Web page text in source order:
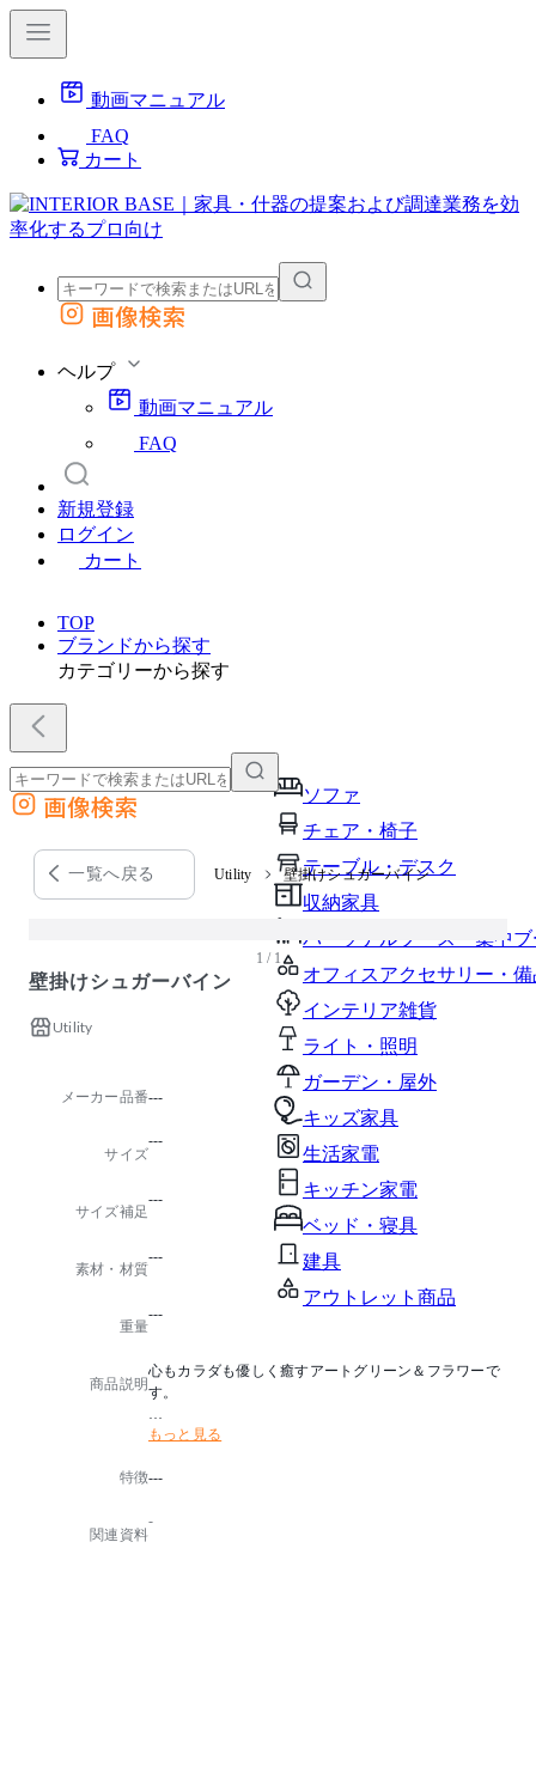
動画マニュアル
FAQ
カート
外部サイトの商品をカートに追加
画像検索
ヘルプ
動画マニュアル
FAQ
新規登録
ログイン
カート
TOP
ブランドから探す
カテゴリーから探す
ソファ
チェア・椅子
テーブル・デスク
収納家具
パーソナルブース・集中
オフィスアクセサリー・備
インテリア雑貨
ライト・照明
ガーデン・屋外
キッズ家具
生活家電
キッチン家電
ベッド・寝具
建具
アウトレット商品
外部サイトの商品をカートに追加
他のサイトで見つけた商品ページのURLを貼り付けて、カートに追加できます
画像検索
一覧へ戻る Utility 壁掛けシュガーバイン
1 / 1
壁掛けシュガーバイン
Utility
メーカー品番---
サイズ
---
サイズ補足
---
素材・材質
---
重量
---
商品説明
心もカラダも優しく癒すアートグリーン＆フラワーで
す。
■酸化チタン光触媒について
を使って二酸化炭素を酸素に変えるように、
を使って、種々の有機物やニオイを分解する作用があ
もっと見る
特徴---
関連資料
-